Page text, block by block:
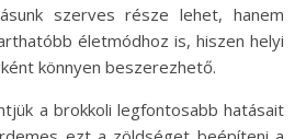
szerves része lehet, hanem
életmódhoz is, hiszen helyi
könnyen beszerezhető.
a brokkoli legfontosabb hatásait